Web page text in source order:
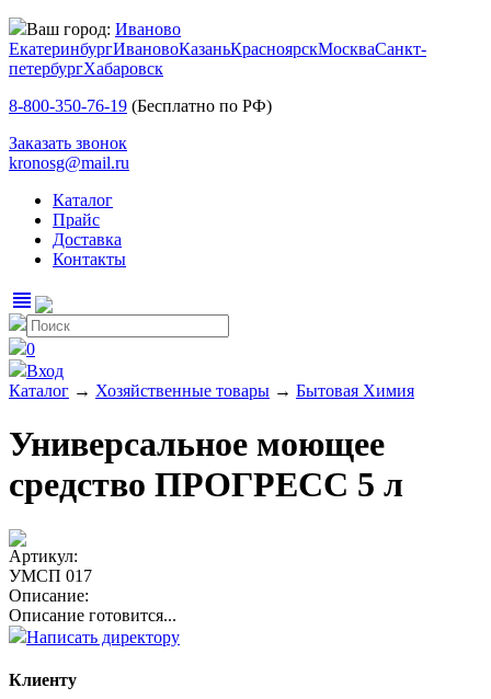
Ваш город: Иваново
ЕкатеринбургИвановоКазаньКрасноярскМоскваСанкт-
петербургХабаровск
8-800-350-76-19 (Бесплатно по РФ)
Заказать звонок
kronosg@mail.ru
Каталог
Прайс
Доставка
Контакты
view_headline
0
Вход
Каталог → Хозяйственные товары → Бытовая Химия
Универсальное моющее
средство ПРОГРЕСС 5 л
Артикул:
УМСП 017
Описание:
Описание готовится...
Написать директору
Клиенту